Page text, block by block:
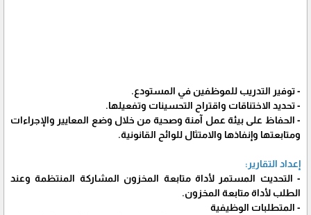
- توفير التدريب للموظفين في المستودع.
- تحديد الاختناقات واقتراح التحسينات وتفعيلها.
- الحفاظ على بيئة عمل آمنة وصحية من خلال وضع المعايير والإجراءات
ومتابعتها وإنفاذها والامتثال للوائح القانونية.
إعداد التقارير:
- التحديث المستمر لأداة متابعة المخزون المشاركة المنتظمة وعند
الطلب لأداة متابعة المخزون.
- المتطلبات الوظيفية